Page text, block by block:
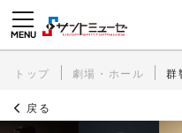
トップ 劇場・ホール 群
戻る